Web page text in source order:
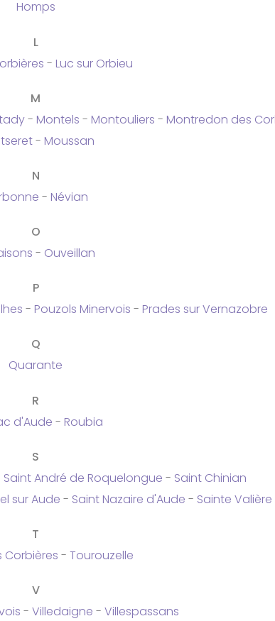
Homps
L
- Luc sur Orbieu
M
- Montels - Montouliers - Montredon des
- Moussan
N
- Névian
O
- Ouveillan
P
- Pouzols Minervois - Prades sur Vernazobre
Q
Quarante
R
d'Aude - Roubia
S
Saint André de Roquelongue - Saint Chinian
sur Aude - Saint Nazaire d'Aude - Sainte Valière
T
Corbières - Tourouzelle
V
- Villedaigne - Villespassans